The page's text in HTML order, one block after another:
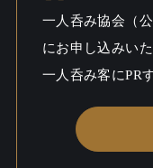
一人呑み協会（
にお申し込みいた
一人呑み客にPR